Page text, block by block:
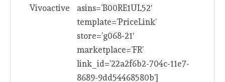
Vivoactive
asins=’B00RE1UL52′
template=’PriceLink’
store=’g068-21′
marketplace=’FR’
link_id=’22a2f6b2-704c-11e7-
8689-9dd54468580b’]